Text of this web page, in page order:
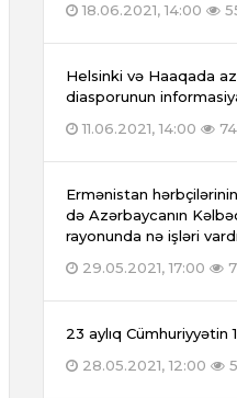
18.06.2021, 14:00
Helsinki və Haaqada
diasporunun
11.06.2021, 14:00
Ermənistan
də Azərbaycanın
rayonunda nə işləri
29.05.2021, 17:00
23 aylıq Cümhuriyyətin
28.05.2021, 12:00